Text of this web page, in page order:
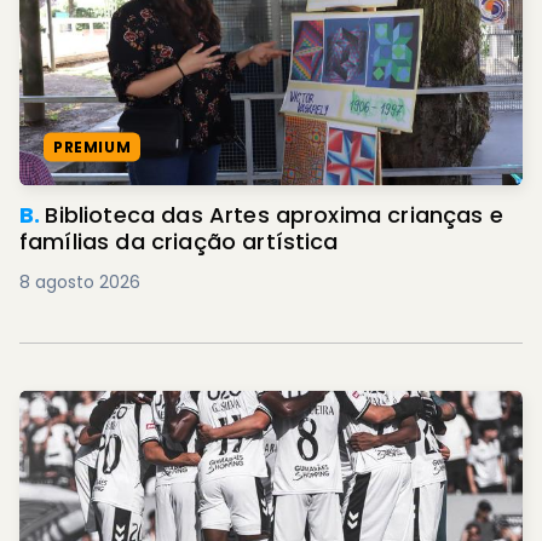
PREMIUM
B. Biblioteca das Artes aproxima crianças e
famílias da criação artística
8 agosto 2026